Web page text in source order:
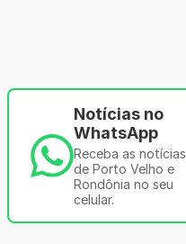
Notícias no
WhatsApp
Receba as notícias
de Porto Velho e
Rondônia no seu
celular.